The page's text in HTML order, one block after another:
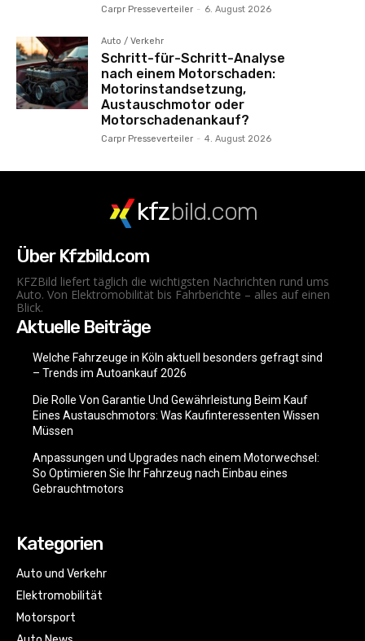
Carpr Presseverteiler - 6. August 2026
Auto / Verkehr
Schritt-für-Schritt-Analyse
nach einem Motorschaden:
Motorinstandsetzung,
Austauschmotor oder
Motorschadenankauf?
Carpr Presseverteiler - 4. August 2026
kfzbild.com
Über Kfzbild.com
KFZBild liefert täglich die wichtigsten Nachrichten rund ums
Auto. Von Elektromobilität bis Fahrberichte – alles auf einen
Blick.
Aktuelle Beiträge
Welche Fahrzeuge in Köln aktuell besonders gefragt sind
– Trends im Autoankauf 2026
Die Rolle Von Garantie Und Gewährleistung Beim Kauf
Eines Austauschmotors: Was Kaufinteressenten Wissen
Müssen
Anpassungen und Upgrades nach einem Motorwechsel:
So Optimieren Sie Ihr Fahrzeug nach Einbau eines
Gebrauchtmotors
Kategorien
Auto und Verkehr
Elektromobilität
Motorsport